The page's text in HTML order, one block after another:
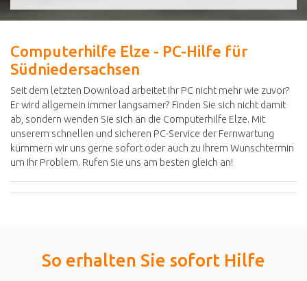
Computerhilfe Elze - PC-Hilfe für
Südniedersachsen
Seit dem letzten Download arbeitet Ihr PC nicht mehr wie zuvor?
Er wird allgemein immer langsamer? Finden Sie sich nicht damit
ab, sondern wenden Sie sich an die Computerhilfe Elze. Mit
unserem schnellen und sicheren PC-Service der Fernwartung
kümmern wir uns gerne sofort oder auch zu Ihrem Wunschtermin
um Ihr Problem. Rufen Sie uns am besten gleich an!
So erhalten Sie sofort Hilfe